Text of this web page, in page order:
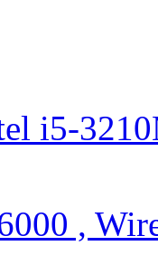
i5-
,